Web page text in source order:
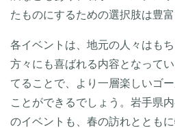
たものにするための選択肢は豊富
各イベントは、地元の人々はも
方々にも喜ばれる内容となって
てることで、より一層楽しいゴ
ことができるでしょう。岩手県
のイベントも、春の訪れととも